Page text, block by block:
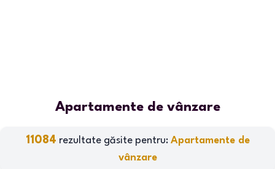
Apartamente de vânzare
11084 rezultate găsite pentru: Apartamente de
vânzare